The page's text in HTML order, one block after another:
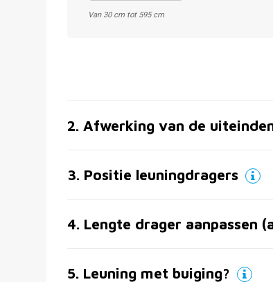
Van 30 cm tot 595 cm
2. Afwerking van de
3. Positie leuningdragers
4. Lengte drager aanpassen
5. Leuning met buiging?